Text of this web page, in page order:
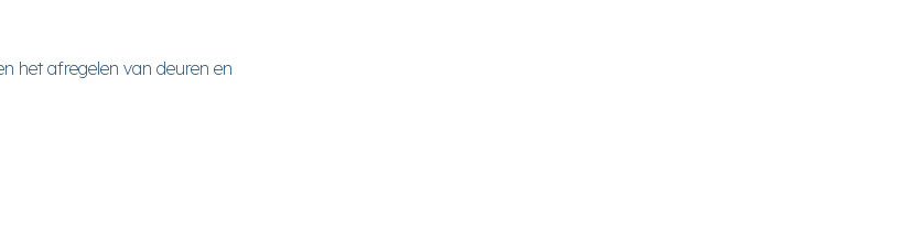
het afregelen van deuren en